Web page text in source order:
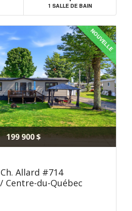
1 SALLE DE BAIN
NOUVELLE
199 900 $
Allard #714
Centre-du-Québec